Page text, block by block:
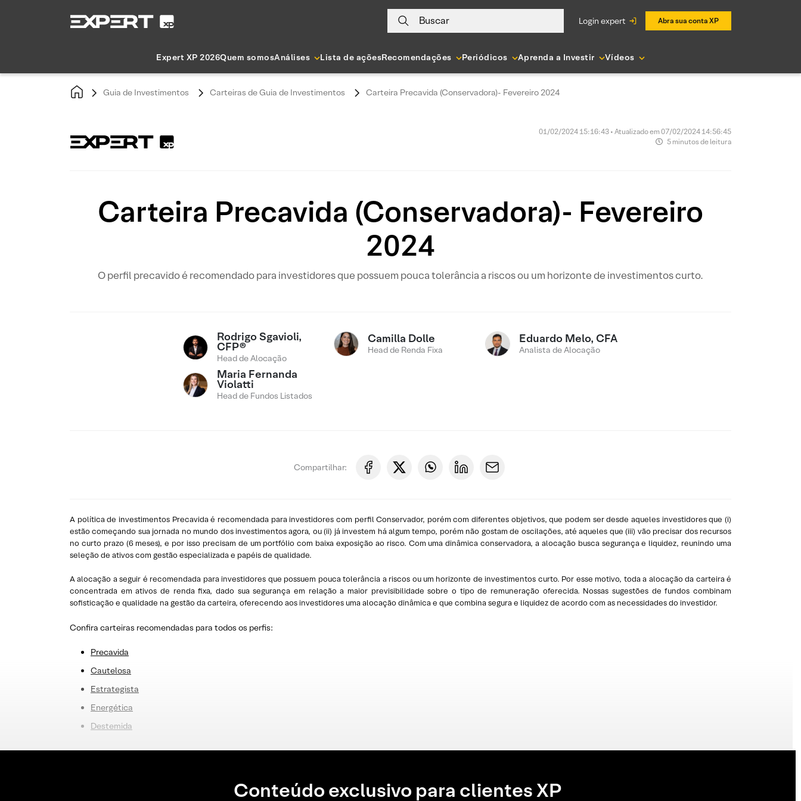
Buscar login expert Abra sua conta XP
Expert XP 2026Quem somosAnálises Lista de açõesRecomendações Periódicos Aprenda a Investir Vídeos
Guia de Investimentos Carteiras de Guia de Investimentos Carteira Precavida (Conservadora)- Fevereiro 2024
01/02/2024 15:16:43 • Atualizado em 07/02/2024 14:56:45
5 minutos de leitura
Carteira Precavida (Conservadora)- Fevereiro
2024
O perfil precavido é recomendado para investidores que possuem pouca tolerância a riscos ou um horizonte de investimentos curto.
Rodrigo Sgavioli,
CFP®
Head de Alocação
Camilla Dolle
Head de Renda Fixa
Eduardo Melo, CFA
Analista de Alocação
Maria Fernanda
Violatti
Head de Fundos Listados
Compartilhar:
A política de investimentos Precavida é recomendada para investidores com perfil Conservador, porém com diferentes objetivos, que podem ser desde aqueles investidores que (i)
estão começando sua jornada no mundo dos investimentos agora, ou (ii) já investem há algum tempo, porém não gostam de oscilações, até aqueles que (iii) vão precisar dos recursos
no curto prazo (6 meses), e por isso precisam de um portfólio com baixa exposição ao risco. Com uma dinâmica conservadora, a alocação busca segurança e liquidez, reunindo uma
seleção de ativos com gestão especializada e papéis de qualidade.
A alocação a seguir é recomendada para investidores que possuem pouca tolerância a riscos ou um horizonte de investimentos curto. Por esse motivo, toda a alocação da carteira é
concentrada em ativos de renda fixa, dado sua segurança em relação a maior previsibilidade sobre o tipo de remuneração oferecida. Nossas sugestões de fundos combinam
sofisticação e qualidade na gestão da carteira, oferecendo aos investidores uma alocação dinâmica e que combina segura e liquidez de acordo com as necessidades do investidor.
Confira carteiras recomendadas para todos os perfis:
Precavida
Cautelosa
Estrategista
Energética
Destemida
Conteúdo exclusivo para clientes XP